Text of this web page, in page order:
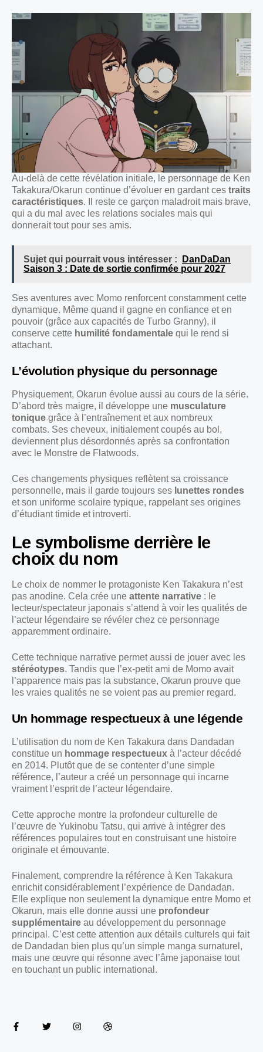
Au-delà de cette révélation initiale, le personnage de Ken
Takakura/Okarun continue d’évoluer en gardant ces traits
caractéristiques. Il reste ce garçon maladroit mais brave,
qui a du mal avec les relations sociales mais qui
donnerait tout pour ses amis.
Sujet qui pourrait vous intéresser :
DanDaDan
Saison 3 : Date de sortie confirmée pour 2027
Ses aventures avec Momo renforcent constamment cette
dynamique. Même quand il gagne en confiance et en
pouvoir (grâce aux capacités de Turbo Granny), il
conserve cette humilité fondamentale qui le rend si
attachant.
L’évolution physique du personnage
Physiquement, Okarun évolue aussi au cours de la série.
D’abord très maigre, il développe une musculature
tonique grâce à l’entraînement et aux nombreux
combats. Ses cheveux, initialement coupés au bol,
deviennent plus désordonnés après sa confrontation
avec le Monstre de Flatwoods.
Ces changements physiques reflètent sa croissance
personnelle, mais il garde toujours ses lunettes rondes
et son uniforme scolaire typique, rappelant ses origines
d’étudiant timide et introverti.
Le symbolisme derrière le
choix du nom
Le choix de nommer le protagoniste Ken Takakura n’est
pas anodine. Cela crée une attente narrative : le
lecteur/spectateur japonais s’attend à voir les qualités de
l’acteur légendaire se révéler chez ce personnage
apparemment ordinaire.
Cette technique narrative permet aussi de jouer avec les
stéréotypes. Tandis que l’ex-petit ami de Momo avait
l’apparence mais pas la substance, Okarun prouve que
les vraies qualités ne se voient pas au premier regard.
Un hommage respectueux à une légende
L’utilisation du nom de Ken Takakura dans Dandadan
constitue un hommage respectueux à l’acteur décédé
en 2014. Plutôt que de se contenter d’une simple
référence, l’auteur a créé un personnage qui incarne
vraiment l’esprit de l’acteur légendaire.
Cette approche montre la profondeur culturelle de
l’œuvre de Yukinobu Tatsu, qui arrive à intégrer des
références populaires tout en construisant une histoire
originale et émouvante.
Finalement, comprendre la référence à Ken Takakura
enrichit considérablement l’expérience de Dandadan.
Elle explique non seulement la dynamique entre Momo et
Okarun, mais elle donne aussi une profondeur
supplémentaire au développement du personnage
principal. C’est cette attention aux détails culturels qui fait
de Dandadan bien plus qu’un simple manga surnaturel,
mais une œuvre qui résonne avec l’âme japonaise tout
en touchant un public international.